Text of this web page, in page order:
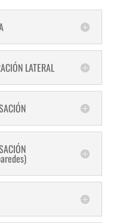
LATERAL